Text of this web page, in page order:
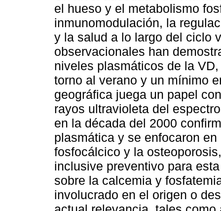
el hueso y el metabolismo
inmunomodulación, la
y la salud a lo largo del ciclo
observacionales han
niveles plasmáticos de la
torno al verano y un mínimo
geográfica juega un papel
rayos ultravioleta del
en la década del 2000
plasmática y se enfocaron
fosfocálcico y la
inclusive preventivo para
sobre la calcemia y
involucrado en el origen o